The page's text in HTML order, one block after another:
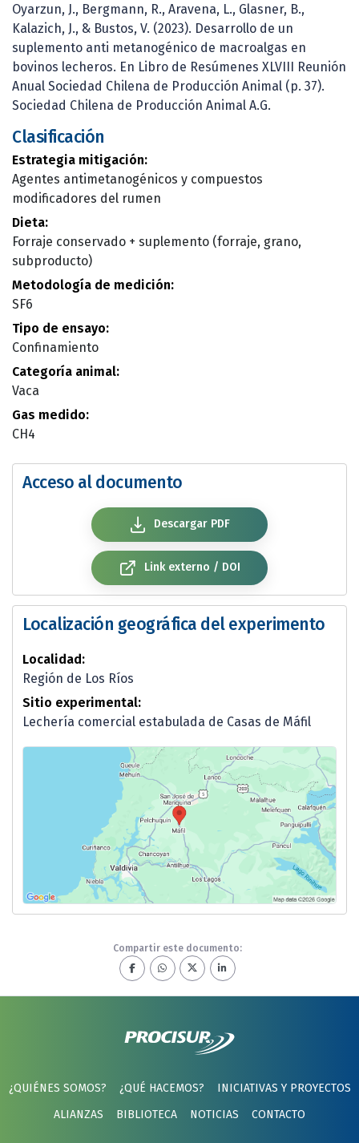
Oyarzun, J., Bergmann, R., Aravena, L., Glasner, B.,
Kalazich, J., & Bustos, V. (2023). Desarrollo de un
suplemento anti metanogénico de macroalgas en
bovinos lecheros. En Libro de Resúmenes XLVIII Reunión
Anual Sociedad Chilena de Producción Animal (p. 37).
Sociedad Chilena de Producción Animal A.G.
Clasificación
Estrategia mitigación:
Agentes antimetanogénicos y compuestos
modificadores del rumen
Dieta:
Forraje conservado + suplemento (forraje, grano,
subproducto)
Metodología de medición:
SF6
Tipo de ensayo:
Confinamiento
Categoría animal:
Vaca
Gas medido:
CH4
Acceso al documento
Descargar PDF
Link externo / DOI
Localización geográfica del experimento
Localidad:
Región de Los Ríos
Sitio experimental:
Lechería comercial estabulada de Casas de Máfil
Compartir este documento:
¿QUIÉNES SOMOS? ¿QUÉ HACEMOS?
INICIATIVAS Y PROYECTOS
ALIANZAS
BIBLIOTECA NOTICIAS CONTACTO